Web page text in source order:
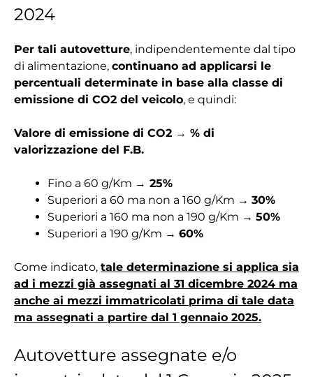
2024
Per tali autovetture, indipendentemente dal tipo
di alimentazione, continuano ad applicarsi le
percentuali determinate in base alla classe di
emissione di CO2 del veicolo, e quindi:
Valore di emissione di CO2 → % di
valorizzazione del F.B.
Fino a 60 g/Km → 25%
Superiori a 60 ma non a 160 g/Km → 30%
Superiori a 160 ma non a 190 g/Km → 50%
Superiori a 190 g/Km → 60%
Come indicato, tale determinazione si applica sia
ad i mezzi già assegnati al 31 dicembre 2024 ma
anche ai mezzi immatricolati prima di tale data
ma assegnati a partire dal 1 gennaio 2025.
Autovetture assegnate e/o